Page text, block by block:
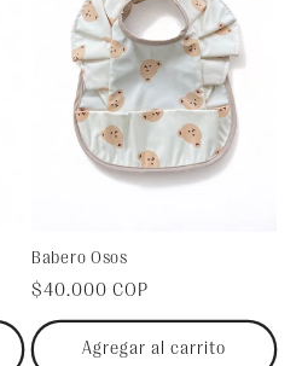
Babero Osos
Precio
habitual
$40.000 COP
Agregar al carrito